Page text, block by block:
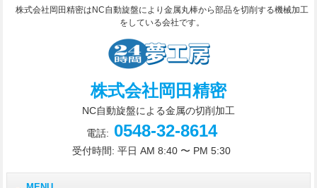
株式会社岡田精密はNC自動旋盤により金属丸棒から部品を切削する機械加工
をしている会社です。
株式会社岡田精密
NC自動旋盤による金属の切削加工
電話: 0548-32-8614
受付時間: 平日 AM 8:40 〜 PM 5:30